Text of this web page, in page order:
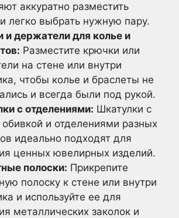
аккуратно разместить
легко выбрать нужную пару.
и держатели для колье и
Разместите крючки или
на стене или внутри
чтобы колье и браслеты не
и всегда были под рукой.
с отделениями: Шкатулки с
обивкой и отделениями разных
идеально подходят для
ценных ювелирных изделий.
полоски: Прикрепите
полоску к стене или внутри
и используйте ее для
металлических заколок и